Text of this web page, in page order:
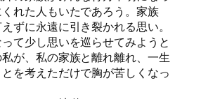
れた人もいたであろう。家族
ずに永遠に引き裂かれる思い。
て少し思いを巡らせてみようと
が、私の家族と離れ離れ、一生
を考えただけで胸が苦しくなっ